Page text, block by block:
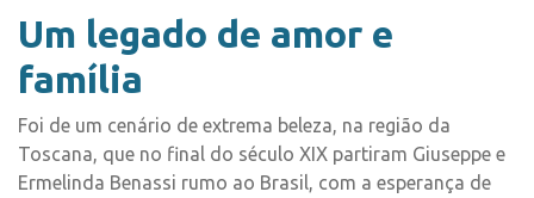
Um legado de amor e
família
Foi de um cenário de extrema beleza, na região da
Toscana, que no final do século XIX partiram Giuseppe e
Ermelinda Benassi rumo ao Brasil, com a esperança de